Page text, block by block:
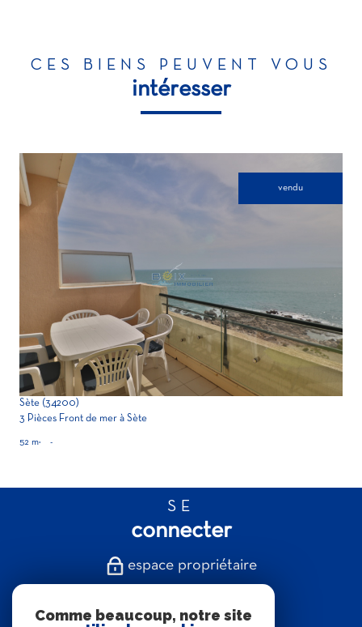
CES BIENS PEUVENT VOUS
intéresser
vendu
voir le bien
Sète (34200)
3 Pièces Front de mer à Sète
52 m² -
SE
connecter
espace propriétaire
Comme beaucoup, notre site